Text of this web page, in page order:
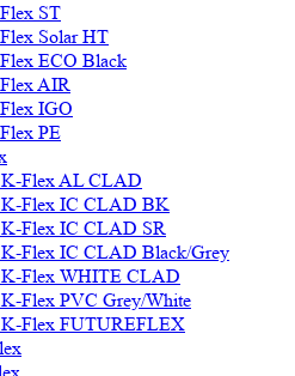
ST
Solar HT
ECO Black
AIR
IGO
PE
Flex AL CLAD
Flex IC CLAD BK
Flex IC CLAD SR
Flex IC CLAD Black/Grey
Flex WHITE CLAD
Flex PVC Grey/White
Flex FUTUREFLEX